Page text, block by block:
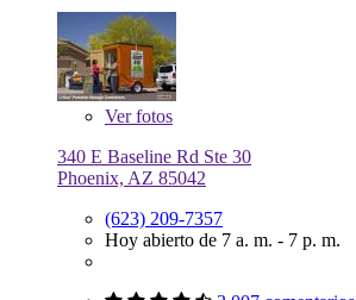
Verfotos
340 E Baseline Rd Ste 30
Phoenix, AZ 85042
(623) 209-7357
Hoy abierto de 7 a. m. - 7 p. m.